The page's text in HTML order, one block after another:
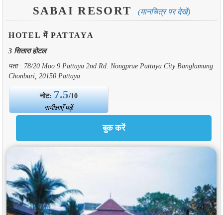
SABAI RESORT (मानचित्र पर देखें)
HOTEL में PATTAYA
3 सितारा होटल
पता : 78/20 Moo 9 Pattaya 2nd Rd. Nongprue Pattaya City Banglamung
Chonburi, 20150 Pattaya
नोट: 7.5/10
समीक्षाएँ पढ़ें